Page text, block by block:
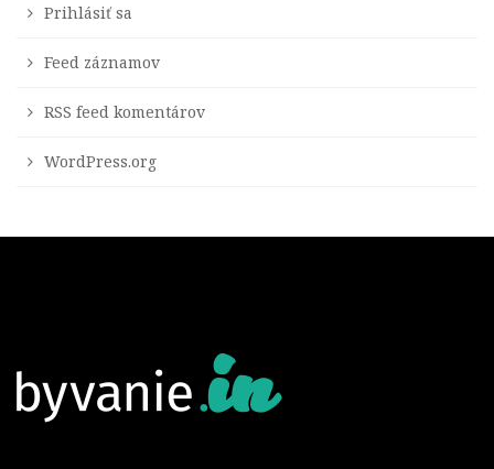
Prihlásiť sa
Feed záznamov
RSS feed komentárov
WordPress.org